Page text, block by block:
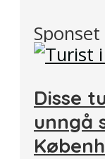
Sponset
Disse
unngå